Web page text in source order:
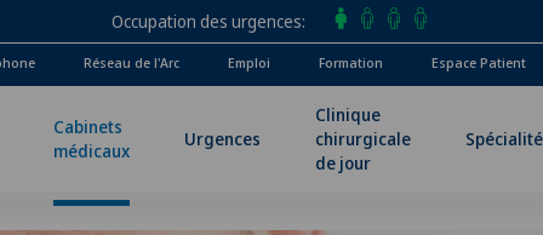
Occupation des urgences
Réseau de l'Arc Emploi Formation Espace Patient
Cabinets
médicaux
Urgences
Clinique
chirurgicale
de jour